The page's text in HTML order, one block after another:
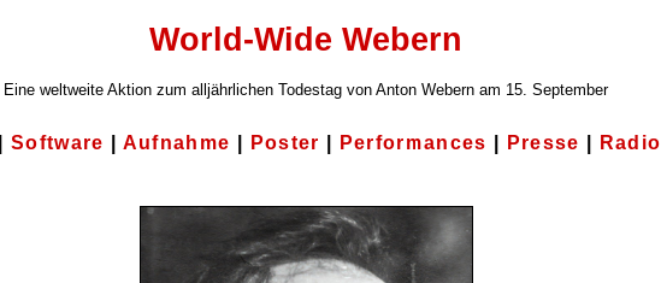
World-Wide Webern
Eine weltweite Aktion zum alljährlichen Todestag von Anton Webern am 15. September
|Software Aufnahme Poster Performances Presse Radio